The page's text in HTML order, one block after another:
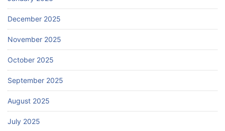
December 2025
November 2025
October 2025
September 2025
August 2025
July 2025